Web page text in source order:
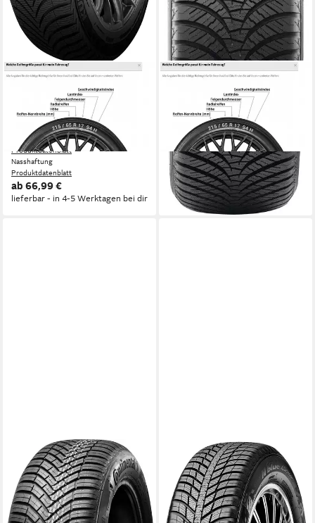
KUMHO
Ganzjahresreifen SOLUS
HA32, in verschiedenen
Ausführungen erhältlich
Kraftstoffeffizienz
Produktdatenblatt
Nasshaftung
Produktdatenblatt
ab 66,99 €
lieferbar - in 4-5 Werktagen bei dir
FALKEN REIFEN
Ganzjahresreifen AS-210, in
verschiedenen Ausführungen
erhältlich
Kraftstoffeffizienz
Produktdatenblatt
Nasshaftung
Produktdatenblatt
74,99 €
lieferbar - in 4-5 Werktagen bei dir